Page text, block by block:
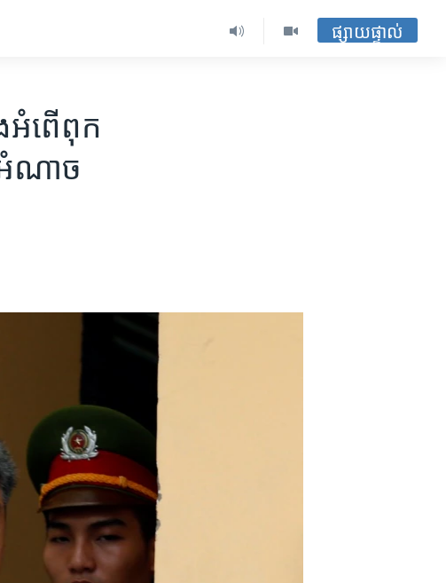
ផ្សាយផ្ទាល់
អំពើ​ពុក
ណាច